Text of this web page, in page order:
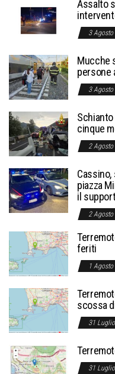
Assalto
3
Mucche
persone
3
cinque
2
piazza
il
2
feriti
1
scossa
31
31